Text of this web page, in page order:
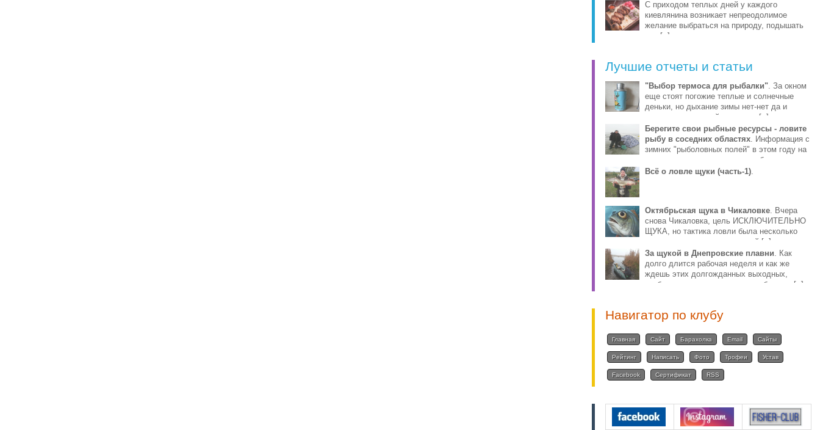
С приходом теплых дней у каждого
киевлянина возникает непреодолимое
желание выбраться на природу, подышать
све [..]
Лучшие отчеты и статьи
"Выбор термоса для рыбалки". За окном
еще стоят погожие теплые и солнечные
деньки, но дыхание зимы нет-нет да и
ощущается уже сейчас этими [..]
Берегите свои рыбные ресурсы - ловите
рыбу в соседних областях. Информация с
зимних "рыболовных полей" в этом году на
столько противоречива, что собираясь за
плотвой, волей-н [..]
Всё о ловле щуки (часть-1).
Октябрьская щука в Чикаловке. Вчера
снова Чикаловка, цель ИСКЛЮЧИТЕЛЬНО
ЩУКА, но тактика ловли была несколько
иная, по причине того, что мой [..]
За щукой в Днепровские плавни. Как
долго длится рабочая неделя и как же
ждешь этих долгожданных выходных,
чтобы снова ощутить радость общения [..]
Навигатор по клубу
Главная Сайт Барахолка Email Сайты
Рейтинг Написать Фото Трофеи Устав
Facebook Сертификат RSS